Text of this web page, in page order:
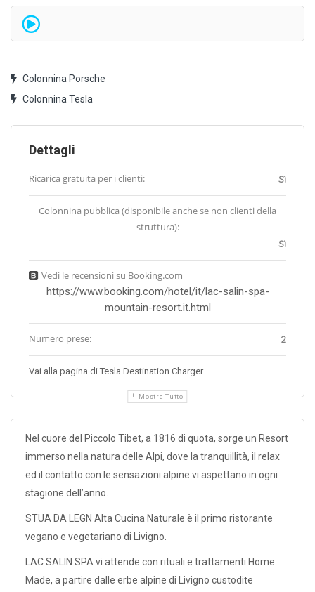
Colonnina Porsche
Colonnina Tesla
Dettagli
Ricarica gratuita per i clienti: Sì
Colonnina pubblica (disponibile anche se non clienti della
struttura):
Sì
Vedi le recensioni su Booking.com
https://www.booking.com/hotel/it/lac-salin-spa-
mountain-resort.it.html
Numero prese: 2
Vai alla pagina di Tesla Destination Charger
Mostra Tutto
Nel cuore del Piccolo Tibet, a 1816 di quota, sorge un Resort
immerso nella natura delle Alpi, dove la tranquillità, il relax
ed il contatto con le sensazioni alpine vi aspettano in ogni
stagione dell’anno.
STUA DA LEGN Alta Cucina Naturale è il primo ristorante
vegano e vegetariano di Livigno.
LAC SALIN SPA vi attende con rituali e trattamenti Home
Made, a partire dalle erbe alpine di Livigno custodite